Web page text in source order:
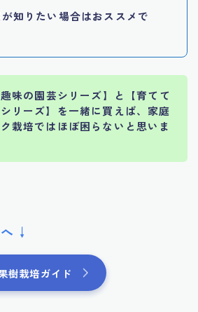
知りたい場合はおススメで
趣味の園芸シリーズ】と【育てて
リーズ】を一緒に買えば、家庭
栽培ではほぼ困らないと思いま
↓
樹栽培ガイド